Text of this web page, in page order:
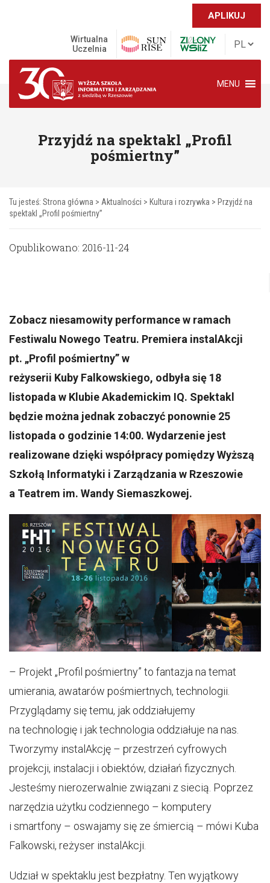
APLIKUJ
Wirtualna
Uczelnia
MENU
Przyjdź na spektakl „Profil
pośmiertny”
Tu jesteś: Strona główna > Aktualności > Kultura i rozrywka > Przyjdź na
spektakl „Profil pośmiertny”
Opublikowano: 2016-11-24
Zobacz niesamowity performancew ramach
Festiwalu Nowego Teatru. Premiera instalAkcji
pt. „Profil pośmiertny” w
reżyserii Kuby Falkowskiego, odbyła się 18
listopada w Klubie Akademickim IQ. Spektakl
będzie można jednak zobaczyć ponownie 25
listopada o godzinie 14:00. Wydarzenie jest
realizowane dzięki współpracy pomiędzy Wyższą
Szkołą Informatyki i Zarządzania w Rzeszowie
a Teatrem im. Wandy Siemaszkowej.
– Projekt „Profil pośmiertny” to fantazja na temat
umierania, awatarów pośmiertnych, technologii.
Przyglądamy się temu, jak oddziałujemy
na technologię i jak technologia oddziałuje na nas.
Tworzymy instalAkcję – przestrzeń cyfrowych
projekcji, instalacji i obiektów, działań fizycznych.
Jesteśmy nierozerwalnie związani z siecią. Poprzez
narzędzia użytku codziennego – komputery
i smartfony – oswajamy się ze śmiercią – mówi Kuba
Falkowski, reżyser instalAkcji.
Udział w spektaklu jest bezpłatny. Ten wyjątkowy